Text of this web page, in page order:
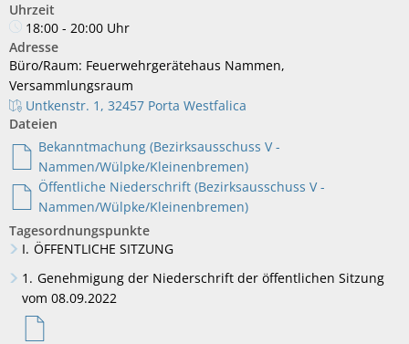
Uhrzeit
18:00 - 20:00 Uhr
Adresse
Büro/Raum: Feuerwehrgerätehaus Nammen,
Versammlungsraum
Untkenstr. 1, 32457 Porta Westfalica
Dateien
Bekanntmachung (Bezirksausschuss V -
Nammen/Wülpke/Kleinenbremen)
Öffentliche Niederschrift (Bezirksausschuss V -
Nammen/Wülpke/Kleinenbremen)
Tagesordnungspunkte
I. ÖFFENTLICHE SITZUNG
1. Genehmigung der Niederschrift der öffentlichen Sitzung
vom 08.09.2022